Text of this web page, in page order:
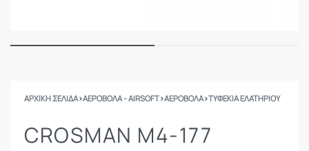
ΑΡΧΙΚΉ ΣΕΛΊΔΑ›ΑΕΡΟΒΟΛΑ - AIRSOFT›ΑΕΡΟΒΟΛΑ›ΤΥΦΈΚΙΑ ΕΛΑΤΗΡΊΟΥ
CROSMAN M4-177